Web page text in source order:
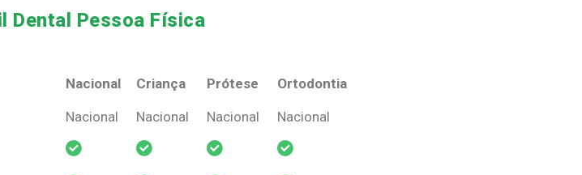
Dental Pessoa Física​
Nacional Criança Prótese
Ortodontia
Nacional Criança Prótese Ortodontia
Nacional Nacional Nacional Nacional